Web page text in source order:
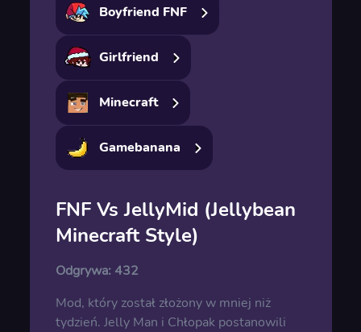
Boyfriend FNF
Girlfriend
Minecraft
Gamebanana
FNF Vs JellyMid (Jellybean
Minecraft Style)
Odgrywa: 432
Mod, który został złożony w mniej niż
tydzień. Jelly Man i Chłopak postanowili